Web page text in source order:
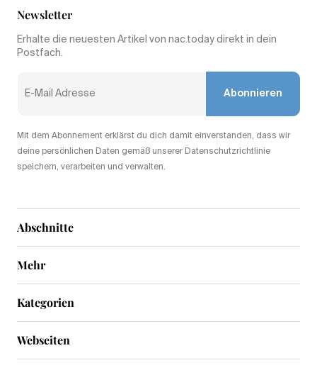
Abschnitte
Mehr
Newsletter
Erhalte die neuesten Artikel von nac.today direkt in dein
Postfach.
Abonnieren
Mit dem Abonnement erklärst du dich damit einverstanden, dass wir
deine persönlichen Daten gemäß unserer Datenschutzrichtlinie
speichern, verarbeiten und verwalten.
Kategorien
Webseiten